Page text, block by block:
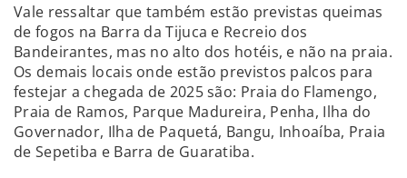
Vale ressaltar que também estão previstas queimas
de fogos na Barra da Tijuca e Recreio dos
Bandeirantes, mas no alto dos hotéis, e não na praia.
Os demais locais onde estão previstos palcos para
festejar a chegada de 2025 são: Praia do Flamengo,
Praia de Ramos, Parque Madureira, Penha, Ilha do
Governador, Ilha de Paquetá, Bangu, Inhoaíba, Praia
de Sepetiba e Barra de Guaratiba.